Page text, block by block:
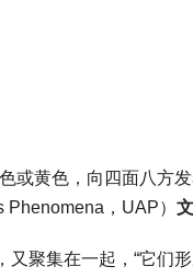
或黄色，向四面八方
Phenomena，UAP）
又聚集在一起，“它们